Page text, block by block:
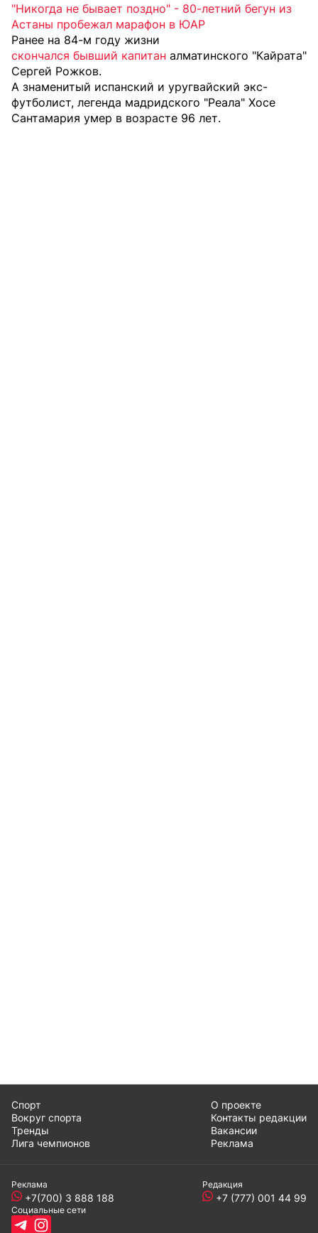
"Никогда не бывает поздно" - 80-летний бегун из
Астаны пробежал марафон в ЮАР
Ранее на 84-м году жизни
скончался бывший капитан алматинского "Кайрата"
Сергей Рожков.
А знаменитый испанский и уругвайский экс-
футболист, легенда мадридского "Реала" Хосе
Сантамария умер в возрасте 96 лет.
Спорт
Вокруг спорта
Тренды
Лига чемпионов
О проекте
Контакты редакции
Вакансии
Реклама
Реклама
+7(700) 3 888 188
Редакция
+7 (777) 001 44 99
Социальные сети